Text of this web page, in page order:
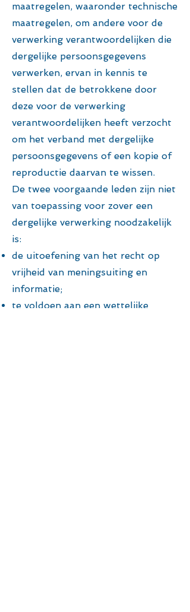
maatregelen, waaronder technische
maatregelen, om andere voor de
verwerking verantwoordelijken die
dergelijke persoonsgegevens
verwerken, ervan in kennis te
stellen dat de betrokkene door
deze voor de verwerking
verantwoordelijken heeft verzocht
om het verband met dergelijke
persoonsgegevens of een kopie of
reproductie daarvan te wissen.
De twee voorgaande leden zijn niet
van toepassing voor zover een
dergelijke verwerking noodzakelijk
is:
de uitoefening van het recht op
vrijheid van meningsuiting en
informatie;
te voldoen aan een wettelijke